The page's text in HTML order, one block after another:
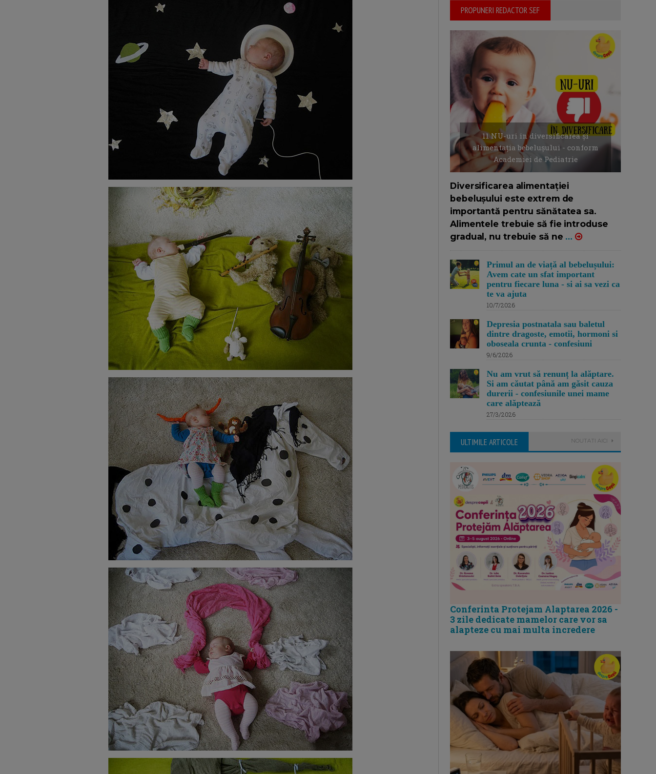
PROPUNERI REDACTOR SEF
11 NU-uri in diversificarea și
alimentația bebelușului - conform
Academiei de Pediatrie
Diversificarea alimentației
bebelușului este extrem de
importantă pentru sănătatea sa.
Alimentele trebuie să fie introduse
gradual, nu trebuie să ne ...
Primul an de viață al bebelușului:
Avem cate un sfat important
pentru fiecare luna - si ai sa vezi ca
te va ajuta
10/7/2026
Depresia postnatala sau baletul
dintre dragoste, emotii, hormoni si
oboseala crunta - confesiuni
9/6/2026
Nu am vrut să renunț la alăptare.
Si am căutat până am găsit cauza
durerii - confesiunile unei mame
care alăptează
27/3/2026
ULTIMILE ARTICOLE NOUTATI AICI
Conferinta Protejam Alaptarea 2026 -
3 zile dedicate mamelor care vor sa
alapteze cu mai multa incredere